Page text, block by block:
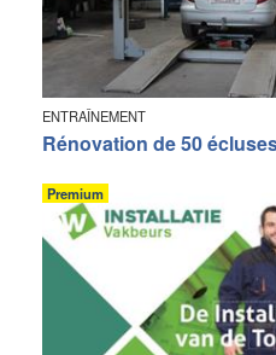
ENTRAÎNEMENT
Rénovation de 50
Premium